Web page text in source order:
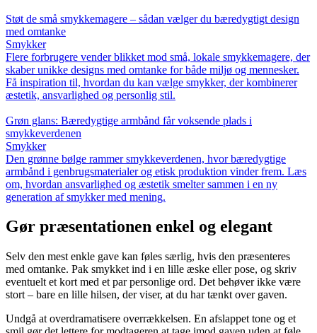
Støt de små smykkemagere – sådan vælger du bæredygtigt design
med omtanke
Smykker
Flere forbrugere vender blikket mod små, lokale smykkemagere, der
skaber unikke designs med omtanke for både miljø og mennesker.
Få inspiration til, hvordan du kan vælge smykker, der kombinerer
æstetik, ansvarlighed og personlig stil.
Grøn glans: Bæredygtige armbånd får voksende plads i
smykkeverdenen
Smykker
Den grønne bølge rammer smykkeverdenen, hvor bæredygtige
armbånd i genbrugsmaterialer og etisk produktion vinder frem. Læs
om, hvordan ansvarlighed og æstetik smelter sammen i en ny
generation af smykker med mening.
Gør præsentationen enkel og elegant
Selv den mest enkle gave kan føles særlig, hvis den præsenteres
med omtanke. Pak smykket ind i en lille æske eller pose, og skriv
eventuelt et kort med et par personlige ord. Det behøver ikke være
stort – bare en lille hilsen, der viser, at du har tænkt over gaven.
Undgå at overdramatisere overrækkelsen. En afslappet tone og et